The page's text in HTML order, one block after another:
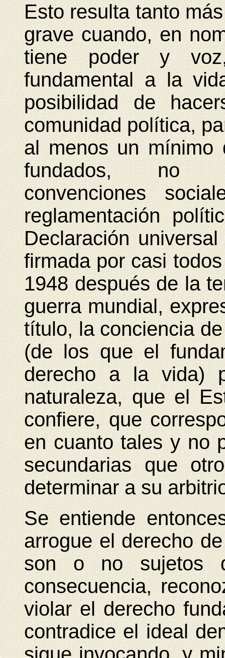
Esto resulta tanto
grave cuando, en
tiene poder y
fundamental a la
posibilidad de
comunidad política,
al menos un mínimo
fundados, no
convenciones
reglamentación
Declaración
firmada por casi
1948 después de la
guerra mundial,
título, la conciencia
(de los que el
derecho a la vida)
naturaleza, que el
confiere, que
en cuanto tales y no
secundarias que
determinar a su
Se entiende
arrogue el derecho
son o no sujetos
consecuencia,
violar el derecho
contradice el ideal